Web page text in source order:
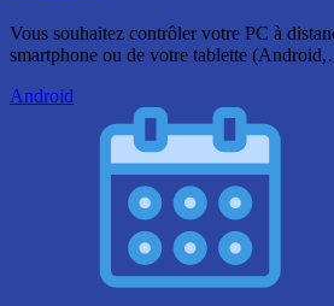
Vous souhaitez contrôler votre PC à
smartphone ou de votre tablette
Android